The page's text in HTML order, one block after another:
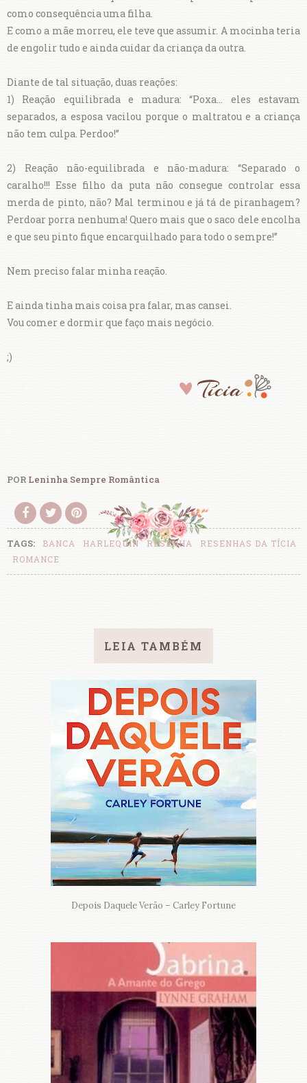
como consequência uma filha.
E como a mãe morreu, ele teve que assumir. A mocinha teria
de engolir tudo e ainda cuidar da criança da outra.
Diante de tal situação, duas reações:
1) Reação equilibrada e madura: “Poxa... eles estavam
separados, a esposa vacilou porque o maltratou e a criança
não tem culpa. Perdoo!”
2) Reação não-equilibrada e não-madura: “Separado o
caralho!!! Esse filho da puta não consegue controlar essa
merda de pinto, não? Mal terminou e já tá de piranhagem?
Perdoar porra nenhuma! Quero mais que o saco dele encolha
e que seu pinto fique encarquilhado para todo o sempre!”
Nem preciso falar minha reação.
E ainda tinha mais coisa pra falar, mas cansei.
Vou comer e dormir que faço mais negócio.
;)
POR Leninha Sempre Romântica
TAGS: BANCA HARLEQUIN RESENHA
RESENHAS DA TÍCIA
ROMANCE
LEIA TAMBÉM
Depois Daquele Verão – Carley Fortune